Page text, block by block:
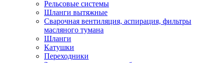
Рельсовые системы
Шланги вытяжные
Сварочная вентиляция, аспирация, фильтры
масляного тумана
Шланги
Катушки
Переходники